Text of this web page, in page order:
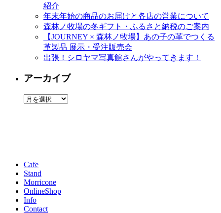
紹介
年末年始の商品のお届けと各店の営業について
森林ノ牧場の冬ギフト・ふるさと納税のご案内
【JOURNEY × 森林ノ牧場】あの子の革でつくる
革製品 展示・受注販売会
出張！シロヤマ写真館さんがやってきます！
アーカイブ
ア
Cafe
Stand
Morricone
OnlineShop
Info
Contact